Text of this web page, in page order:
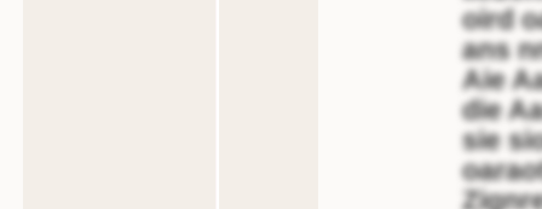
oird
ans
Aie
die
sie